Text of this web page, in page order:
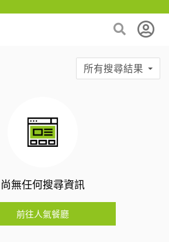
所有搜尋結果
尚無任何搜尋資訊
前往人氣餐廳